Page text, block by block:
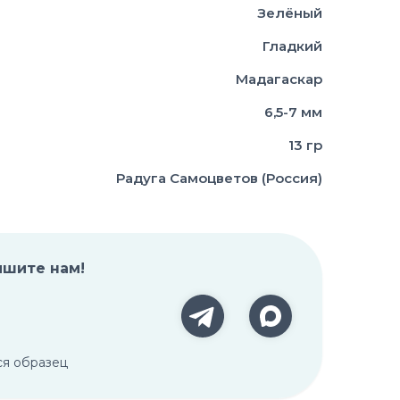
Зелёный
Гладкий
Мадагаскар
6,5-7 мм
13 гр
Радуга Самоцветов (Россия)
нам!
образец